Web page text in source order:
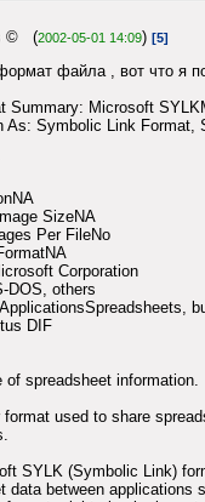
© (2002-05-01 14:09) [5]
файла , вот что я
Summary: Microsoft
As: Symbolic Link Format,
SizeNA
Per FileNo
Corporation
DOS, others
DIF
of spreadsheet information.
format used to share
SYLK (Symbolic Link)
data between